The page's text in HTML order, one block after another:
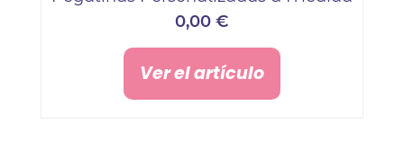
0,00 €
Ver el artículo